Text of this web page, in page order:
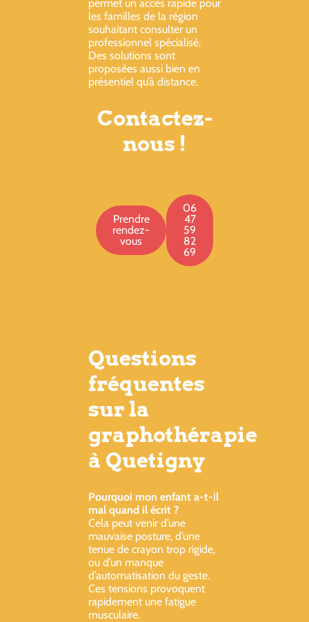
permet un accès rapide pour
les familles de la région
souhaitant consulter un
professionnel spécialisé.
Des solutions sont
proposées aussi bien en
présentiel qu’à distance.
Contactez-
nous !
Prendre
rendez-
vous
06
47
59
82
69
Questions
fréquentes
sur la
graphothérapie
à Quetigny
Pourquoi mon enfant a-t-il
mal quand il écrit ?
Cela peut venir d’une
mauvaise posture, d’une
tenue de crayon trop rigide,
ou d’un manque
d’automatisation du geste.
Ces tensions provoquent
rapidement une fatigue
musculaire.